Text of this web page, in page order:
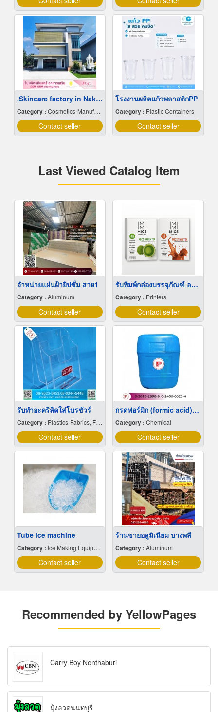
,Skincare factory in Nakhon Pathom
Category : Cosmetics-Manufacturers Service
Contact seller
โรงงานผลิตแก้วพลาสติกPP
Category : Plastic Containers
Contact seller
Last Viewed Catalog Item
จำหน่ายแผ่นฝ้ายิปซั่ม สาย1
Category : Aluminum
Contact seller
รับพิมพ์กล่องบรรจุภัณฑ์ ลาดพร้าว
Category : Printers
Contact seller
รับทำอะคริลิคใส่โบรชัวร์
Category : Plastics-Fabrics, Film & Sheets-Producers
Contact seller
กรดฟอร์มิก (formic acid)ถัง 20 กิโลกรัม
Category : Chemical
Contact seller
Tube ice machine
Category : Ice Making Equipment & Machines
Contact seller
ร้านขายอลูมิเนียม บางพลี
Category : Aluminum
Contact seller
Recommended by YellowPages
Carry Boy Nonthaburi
มุ้งลวดนนทบุรี